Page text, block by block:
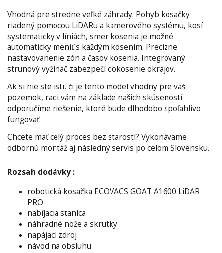
Vhodná pre stredne veľké záhrady. Pohyb kosačky
riadený pomocou LiDARu a kamerového systému, kosí
systematicky v líniách, smer kosenia je možné
automaticky meniť s každým kosením. Precízne
nastavovanenie zón a časov kosenia. Integrovaný
strunový vyžínač zabezpečí dokosenie okrajov.
Ak si nie ste istí, či je tento model vhodný pre váš
pozemok, radi vám na základe našich skúseností
odporučíme riešenie, ktoré bude dlhodobo spoľahlivo
fungovať.
Chcete mať celý proces bez starostí? Vykonávame
odbornú montáž aj následný servis po celom Slovensku.
Rozsah dodávky :
robotická kosačka ECOVACS GOAT A1600 LiDAR
PRO
nabíjacia stanica
náhradné nože a skrutky
napájací zdroj
návod na obsluhu